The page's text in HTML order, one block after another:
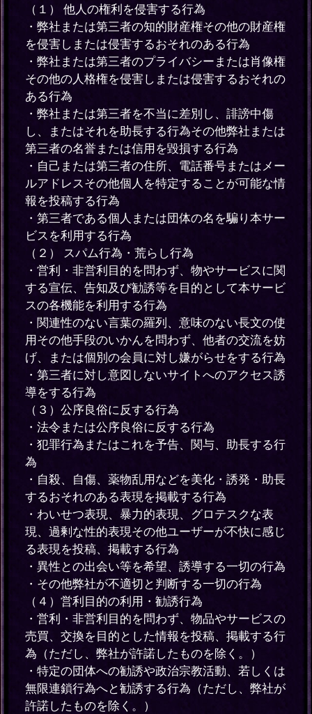
（１） 他人の権利を侵害する行為
・弊社または第三者の知的財産権その他の財産権
を侵害しまたは侵害するおそれのある行為
・弊社または第三者のプライバシーまたは肖像権
その他の人格権を侵害しまたは侵害するおそれの
ある行為
・弊社または第三者を不当に差別し、誹謗中傷
し、またはそれを助長する行為その他弊社または
第三者の名誉または信用を毀損する行為
・自己または第三者の住所、電話番号またはメー
ルアドレスその他個人を特定することが可能な情
報を投稿する行為
・第三者である個人または団体の名を騙り本サー
ビスを利用する行為
（２） スパム行為・荒らし行為
・営利・非営利目的を問わず、物やサービスに関
する宣伝、告知及び勧誘等を目的として本サービ
スの各機能を利用する行為
・関連性のない言葉の羅列、意味のない長文の使
用その他手段のいかんを問わず、他者の交流を妨
げ、または個別の会員に対し嫌がらせをする行為
・第三者に対し意図しないサイトへのアクセス誘
導をする行為
（３）公序良俗に反する行為
・法令または公序良俗に反する行為
・犯罪行為またはこれを予告、関与、助長する行
為
・自殺、自傷、薬物乱用などを美化・誘発・助長
するおそれのある表現を掲載する行為
・わいせつ表現、暴力的表現、グロテスクな表
現、過剰な性的表現その他ユーザーが不快に感じ
る表現を投稿、掲載する行為
・異性との出会い等を希望、誘導する一切の行為
・その他弊社が不適切と判断する一切の行為
（４）営利目的の利用・勧誘行為
・営利・非営利目的を問わず、物品やサービスの
売買、交換を目的とした情報を投稿、掲載する行
為（ただし、弊社が許諾したものを除く。）
・特定の団体への勧誘や政治宗教活動、若しくは
無限連鎖行為へと勧誘する行為（ただし、弊社が
許諾したものを除く。）